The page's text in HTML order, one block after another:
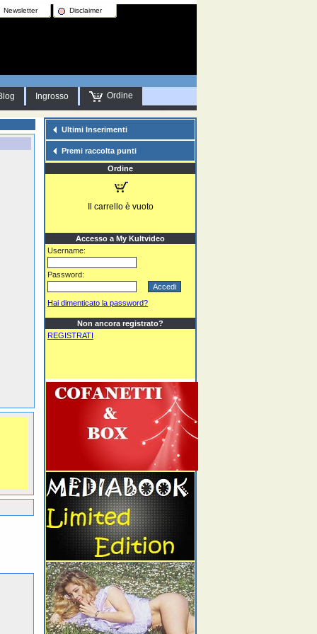
Newsletter Disclaimer
Ingrosso Ordine
Ultimi Inserimenti
Premi raccolta punti
Ordine
Il carrello è vuoto
Accesso a My Kultvideo
Username:
Password:
Hai dimenticato la password?
Non ancora registrato?
REGISTRATI